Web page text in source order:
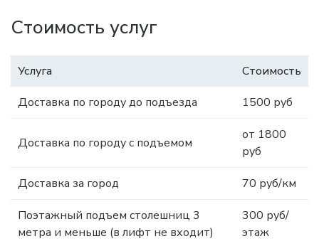
Стоимость услуг
Услуга
Стоимость
Доставка по городу до подъезда
1500 руб
Доставка по городу с подъемом
от 1800
руб
Доставка за город 70 руб/км
Поэтажный подъем столешниц 3
метра и меньше (в лифт не входит)
300 руб/
этаж